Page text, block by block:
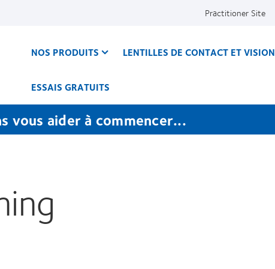
Practitioner Site
NOS PRODUITS LENTILLES DE CONTACT ET VISION
ESSAIS GRATUITS
vous aider à commencer...